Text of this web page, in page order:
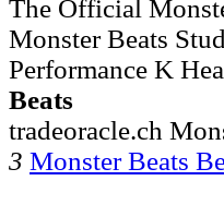
The Official
Monster Beats
Performance K
Beats
tradeoracle.ch
3 Monster Beats